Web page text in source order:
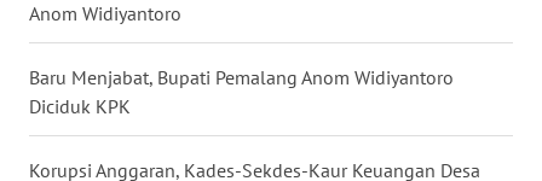
Anom Widiyantoro
Baru Menjabat, Bupati Pemalang Anom Widiyantoro
Diciduk KPK
Korupsi Anggaran, Kades-Sekdes-Kaur Keuangan Desa
WN
DAIRI
WN